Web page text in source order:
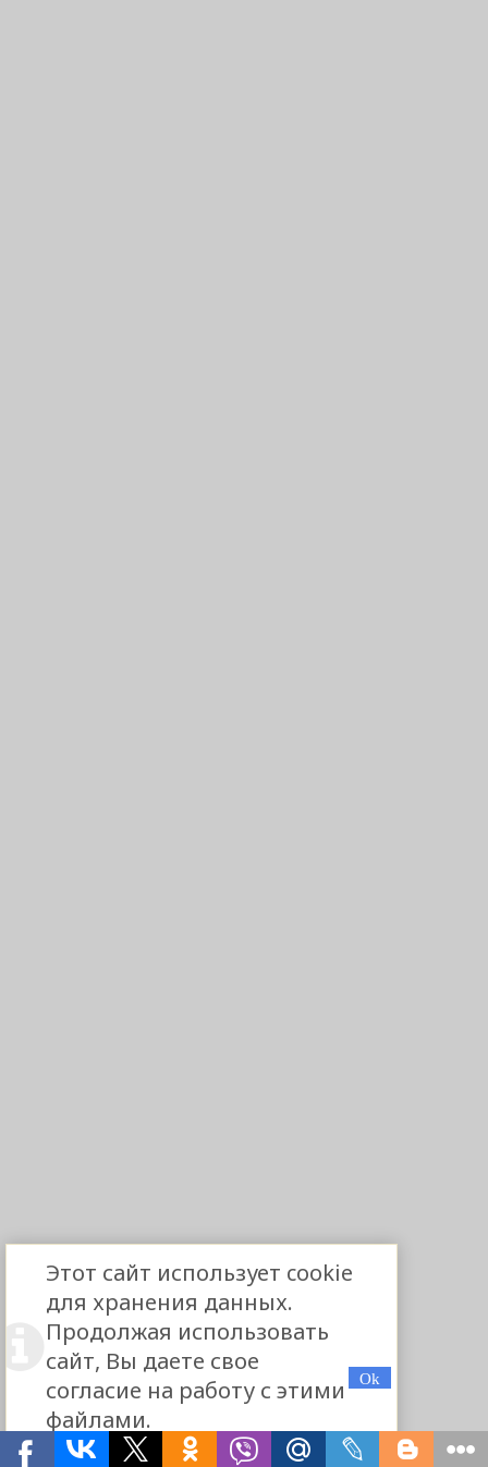
Этот сайт использует cookie
для хранения данных.
Продолжая использовать
сайт, Вы даете свое
согласие на работу с этими
файлами.